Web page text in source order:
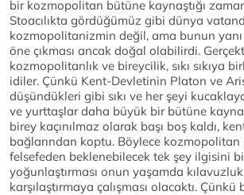
bir kozmopolitan bütüne kaynaştığı
Stoacılıkta gördüğümüz gibi dünya
kozmopolitanizmin değil, ama bunun
öne çıkması ancak doğal olabilirdi.
kozmopolitanlık ve bireycilik, sıkı sıkıya
idiler. Çünkü Kent-Devletinin Platon ve
düşündükleri gibi sıkı ve her şeyi
ve yurttaşlar daha büyük bir bütüne
birey kaçınılmaz olarak başı boş kaldı,
bağlarından koptu. Böylece
felsefeden beklenebilecek tek şey ilgisini
yoğunlaştırması onun yaşamda
karşılaştırmaya çalışması olacaktı. Çünkü